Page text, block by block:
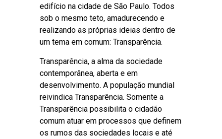
edifício na cidade de São Paulo. Todos
sob o mesmo teto, amadurecendo e
realizando as próprias ideias dentro de
um tema em comum: Transparência.
Transparência, a alma da sociedade
contemporânea, aberta e em
desenvolvimento. A população mundial
reivindica Transparência. Somente a
Transparência possibilita o cidadão
comum atuar em processos que definem
os rumos das sociedades locais e até